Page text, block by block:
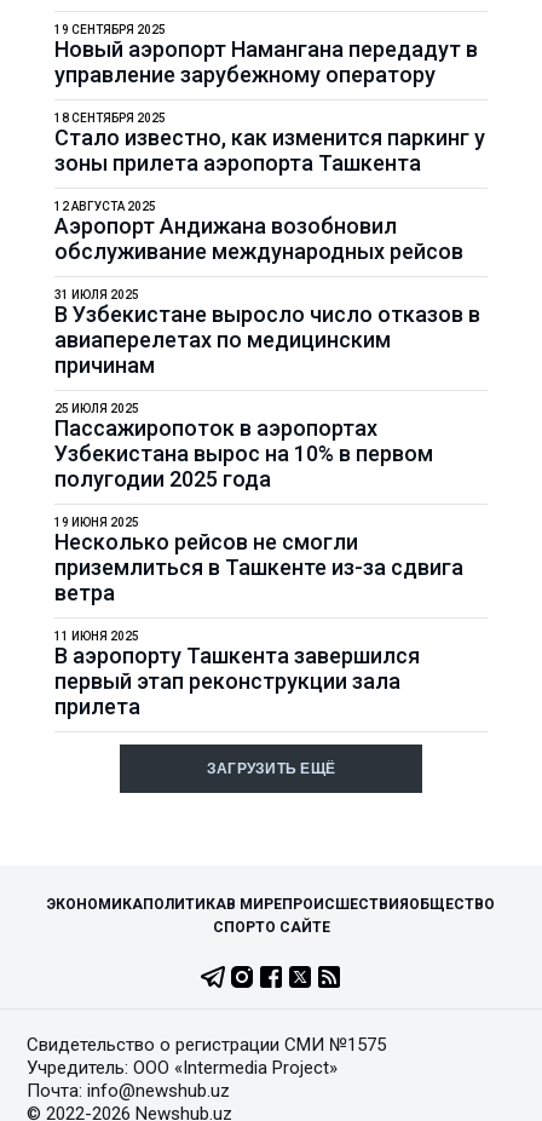
Новый аэропорт Намангана передадут в
управление зарубежному оператору
19 СЕНТЯБРЯ 2025
Стало известно, как изменится паркинг у
зоны прилета аэропорта Ташкента
18 СЕНТЯБРЯ 2025
Аэропорт Андижана возобновил
обслуживание международных рейсов
12 АВГУСТА 2025
В Узбекистане выросло число отказов в
авиаперелетах по медицинским
причинам
31 ИЮЛЯ 2025
Пассажиропоток в аэропортах
Узбекистана вырос на 10% в первом
полугодии 2025 года
25 ИЮЛЯ 2025
Несколько рейсов не смогли
приземлиться в Ташкенте из-за сдвига
ветра
19 ИЮНЯ 2025
В аэропорту Ташкента завершился
первый этап реконструкции зала
прилета
11 ИЮНЯ 2025
ЗАГРУЗИТЬ ЕЩЁ
ЭКОНОМИКАПОЛИТИКАВ МИРЕПРОИСШЕСТВИЯ ОБЩЕСТВО
СПОРТО САЙТЕ
Свидетельство о регистрации СМИ №1575
Учредитель: ООО «Intermedia Project»
Почта: info@newshub.uz
© 2022-2026 Newshub.uz